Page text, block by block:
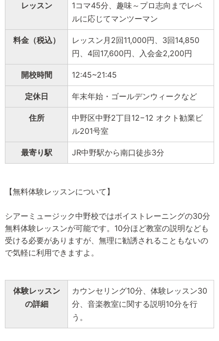
レッスン
1コマ45分、趣味～プロ志向までレベ
ルに応じてマンツーマン
料金（税込）
レッスン月2回11,000円、3回14,850
円、4回17,600円、入会金2,200円
開校時間 12:45~21:45
定休日 年末年始・ゴールデンウィークなど
住所
中野区中野2丁目12−12 オクト勧業ビ
ル201号室
最寄り駅 JR中野駅から南口徒歩3分
【無料体験レッスンについて】
シアーミュージック中野校ではボイストレーニングの30分
無料体験レッスンが可能です。10分ほど教室の説明なども
受ける必要がありますが、無理に勧誘されることもないの
で気軽に利用できますよ。
体験レッスン
の詳細
カウンセリング10分、体験レッスン30
分、音楽教室に関する説明10分を行
う。